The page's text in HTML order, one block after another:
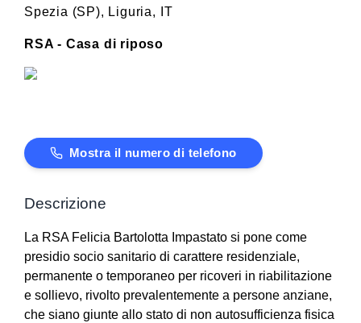
Spezia (SP), Liguria, IT
RSA - Casa di riposo
Mostra il numero di telefono
Descrizione
La RSA Felicia Bartolotta Impastato si pone come
presidio socio sanitario di carattere residenziale,
permanente o temporaneo per ricoveri in riabilitazione
e sollievo, rivolto prevalentemente a persone anziane,
che siano giunte allo stato di non autosufficienza fisica